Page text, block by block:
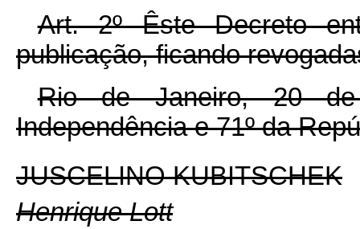
Art. 2º Êste Decreto
publicação, ficando
Rio de Janeiro, 20
Independência e 71º da
JUSCELINO KUBITSCHEK
Henrique Lott